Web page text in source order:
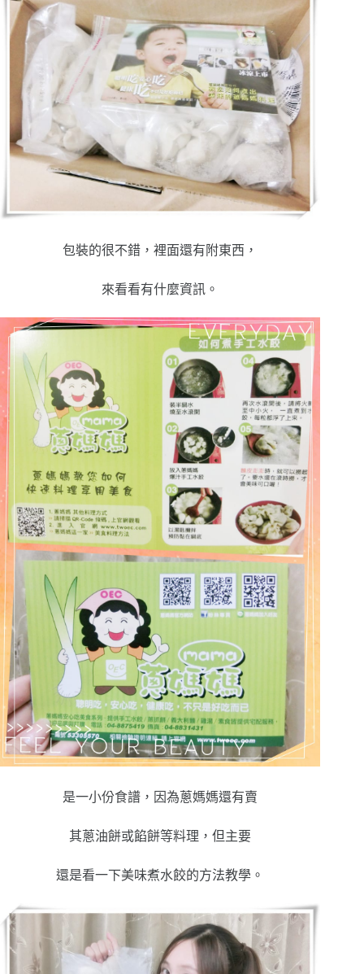
包裝的很不錯，裡面還有附東西，
來看看有什麼資訊。
是一小份食譜，因為蔥媽媽還有賣
其蔥油餅或餡餅等料理，但主要
還是看一下美味煮水餃的方法教學。